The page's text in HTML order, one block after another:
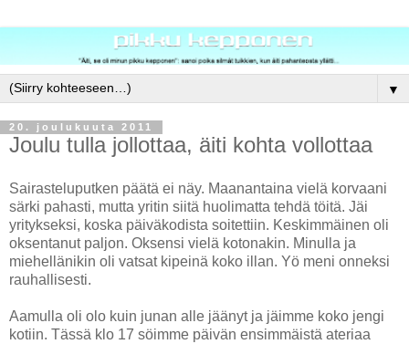
▼
20. joulukuuta 2011
Joulu tulla jollottaa, äiti kohta vollottaa
Sairasteluputken päätä ei näy. Maanantaina vielä korvaani
särki pahasti, mutta yritin siitä huolimatta tehdä töitä. Jäi
yritykseksi, koska päiväkodista soitettiin. Keskimmäinen oli
oksentanut paljon. Oksensi vielä kotonakin. Minulla ja
miehellänikin oli vatsat kipeinä koko illan. Yö meni onneksi
rauhallisesti.
Aamulla oli olo kuin junan alle jäänyt ja jäimme koko jengi
kotiin. Tässä klo 17 söimme päivän ensimmäistä ateriaa